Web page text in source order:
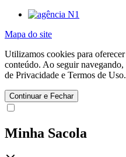
Mapa do site
Utilizamos cookies para
conteúdo. Ao seguir
de Privacidade e Termos de Uso.
Continuar e Fechar
Minha Sacola